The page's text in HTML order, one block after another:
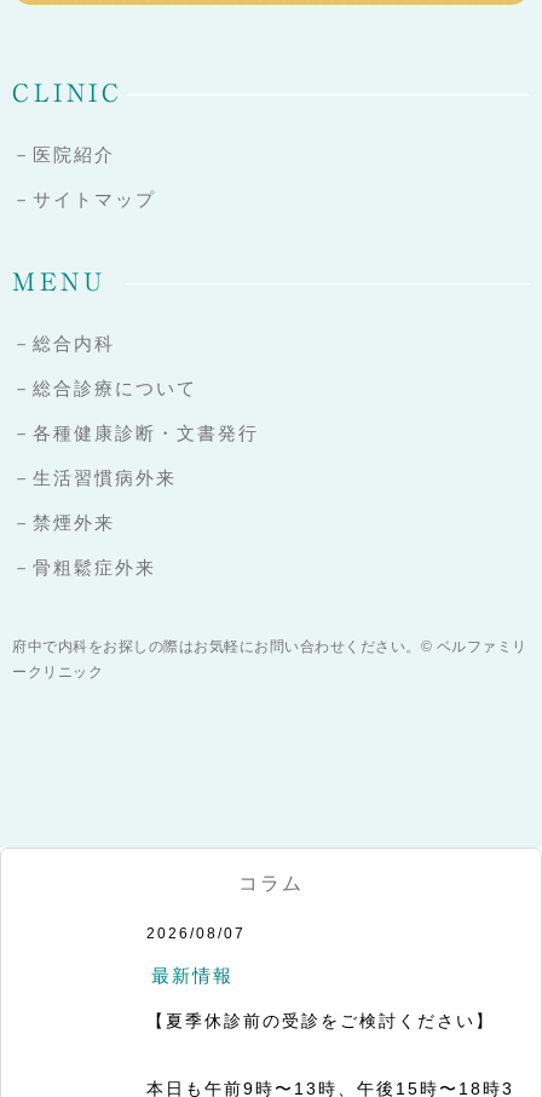
CLINIC
－医院紹介
－サイトマップ
MENU
－総合内科
－総合診療について
－各種健康診断・文書発行
－生活習慣病外来
－禁煙外来
－骨粗鬆症外来
府中で内科をお探しの際はお気軽にお問い合わせください。© ベルファミリ
ークリニック
コラム
2026/08/07
最新情報
【夏季休診前の受診をご検討ください】
本日も午前9時〜13時、午後15時〜18時3